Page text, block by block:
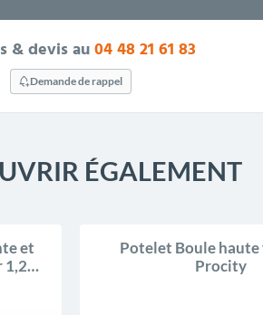
& devis au04 48 21 61 83
Demande de rappel
ÉGALEMENT
et
1,20
Potelet Boule
Procity